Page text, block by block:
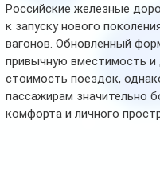
Российские железные
к запуску нового
вагонов. Обновленный
привычную вместимость и
стоимость поездок,
пассажирам значительно
комфорта и личного